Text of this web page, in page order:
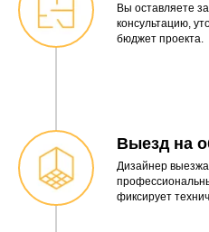
Вы оставляете
консультацию,
бюджет проекта.
Выезд на
Дизайнер
фиксирует